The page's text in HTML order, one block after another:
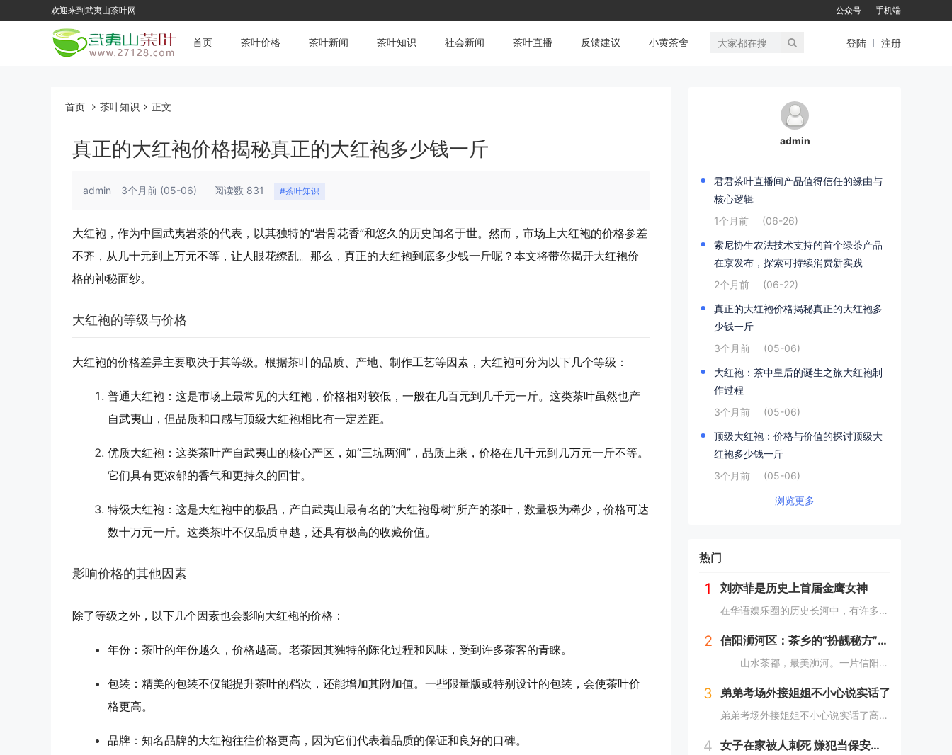
欢迎来到武夷山茶叶网 公众号 手机端
首页 茶叶价格 茶叶新闻 茶叶知识 社会新闻 茶叶直播 反馈建议 小黄茶舍 登陆 注册
首页 茶叶知识 正文
真正的大红袍价格揭秘真正的大红袍多少钱一斤
admin 3个月前 (05-06) 阅读数 831 #茶叶知识
大红袍，作为中国武夷岩茶的代表，以其独特的“岩骨花香”和悠久的历史闻名于世。然而，市场上大红袍的价格参差
不齐，从几十元到上万元不等，让人眼花缭乱。那么，真正的大红袍到底多少钱一斤呢？本文将带你揭开大红袍价
格的神秘面纱。
大红袍的等级与价格
大红袍的价格差异主要取决于其等级。根据茶叶的品质、产地、制作工艺等因素，大红袍可分为以下几个等级：
普通大红袍 ：这是市场上最常见的大红袍，价格相对较低，一般在几百元到几千元一斤。这类茶叶虽然也产
自武夷山，但品质和口感与顶级大红袍相比有一定差距。
优质大红袍 ：这类茶叶产自武夷山的核心产区，如“三坑两涧”，品质上乘，价格在几千元到几万元一斤不等。
它们具有更浓郁的香气和更持久的回甘。
特级大红袍 ：这是大红袍中的极品，产自武夷山最有名的“大红袍母树”所产的茶叶，数量极为稀少，价格可达
数十万元一斤。这类茶叶不仅品质卓越，还具有极高的收藏价值。
影响价格的其他因素
除了等级之外，以下几个因素也会影响大红袍的价格：
年份 ：茶叶的年份越久，价格越高。老茶因其独特的陈化过程和风味，受到许多茶客的青睐。
包装 ：精美的包装不仅能提升茶叶的档次，还能增加其附加值。一些限量版或特别设计的包装，会使茶叶价
格更高。
品牌 ：知名品牌的大红袍往往价格更高，因为它们代表着品质的保证和良好的口碑。
admin
君君茶叶直播间产品值得信任的缘由与
核心逻辑
1个月前
(06-26)
索尼协生农法技术支持的首个绿茶产品
在京发布，探索可持续消费新实践
2个月前
(06-22)
真正的大红袍价格揭秘真正的大红袍多
少钱一斤
3个月前
(05-06)
大红袍：茶中皇后的诞生之旅大红袍制
作过程
3个月前
(05-06)
顶级大红袍：价格与价值的探讨顶级大
红袍多少钱一斤
3个月前
(05-06)
浏览更多
热门
1 刘亦菲是历史上首届金鹰女神
在华语娱乐圈的历史长河中，有许多璀璨的星光，但能够被铭记为“首届”的荣誉，却是寥寥无几。刘亦菲，这位以其清新脱俗的气质和精湛的演技征服了无数观众的女星，便是其中之一。2006年，她以19岁的年纪，成为了历史上首届“金鹰女神”，这一荣誉不仅是...
2 信阳浉河区：茶乡的“扮靓秘方”（图）
山水茶都，最美浉河。一片信阳茶，绿了浉河的山，净了浉河的水，富了浉河的人。 近年来，信阳市浉河区依托资源优势，按照“茶区变景区、茶园变公园、茶山变金山”的一体化发展路子，加快茶旅融合发展，倾力打造以环湖路百里茶廊为主的“一环、两核、十...
3 弟弟考场外接姐姐不小心说实话了
弟弟考场外接姐姐不小心说实话了高考时节，紧张与期盼交织，考场之外，不乏轻松趣事增添色彩。最近，一对小兄弟在等待参加高考的姐姐时，他们的几句对话成为了人们津津乐道的话题。对话中，既有姐弟间深情的流露，也不乏幽默，引人发笑。16岁的大弟弟在被问...
4 女子在家被人刺死 嫌犯当保安面行凶